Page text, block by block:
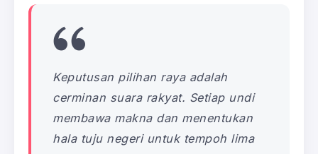
Keputusan pilihan raya adalah
cerminan suara rakyat. Setiap undi
membawa makna dan menentukan
hala tuju negeri untuk tempoh lima